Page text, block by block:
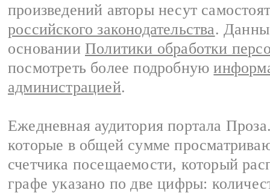
произведений авторы несут
российского законодательства.
основании Политики обработки
посмотреть более подробную
администрацией.
Ежедневная аудитория портала
которые в общей сумме
счетчика посещаемости, который
графе указано по две цифры: